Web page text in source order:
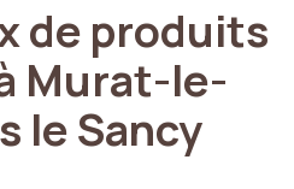
de produits
Murat-le-
leSancy